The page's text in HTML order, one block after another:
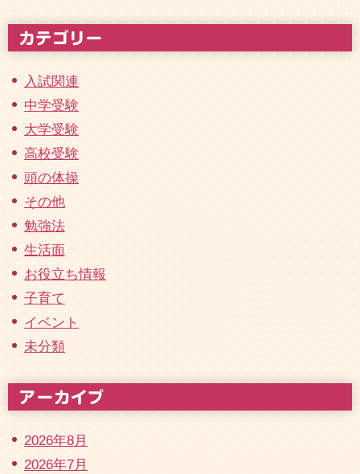
入試関連
中学受験
大学受験
高校受験
頭の体操
その他
勉強法
生活面
お役立ち情報
子育て
イベント
未分類
2026年8月
2026年7月